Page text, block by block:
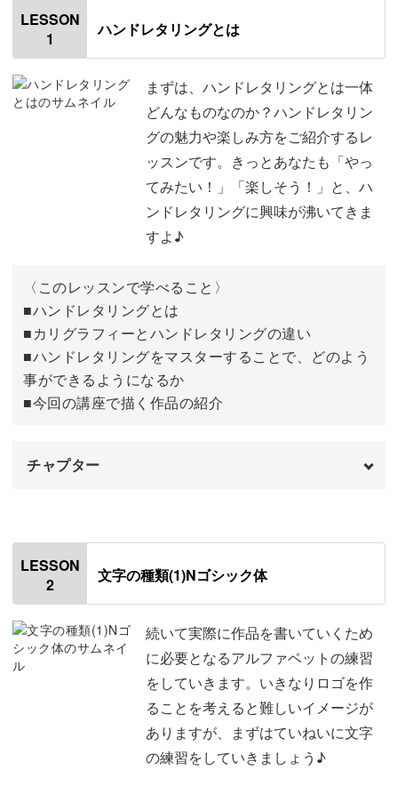
きっと、目を引く素敵なハンドレタリングが描けるように
なりますよ♪
初心者さんからデザイナー志望の方まで！
今回の講座は、初心者さんからデザイナー志望の方まで、
幅広い方を対象としています。
につけていきましょう。
回が進むごとに、少しずつ本格的なレッスンへとなってい
きます。
す。
「初心者には難しすぎた…」なんてことはありません。
どうぞ、どなた様も安心してご参加くださいね。
手描きでお洒落なデザインを描き出せるって、とっても素
LESSON
1
ハンドレタリングとは
まずは、ハンドレタリングとは一体
どんなものなのか？ハンドレタリン
グの魅力や楽しみ方をご紹介するレ
ッスンです。きっとあなたも「やっ
てみたい！」「楽しそう！」と、ハ
ンドレタリングに興味が沸いてきま
すよ♪
〈このレッスンで学べること〉
■ハンドレタリングとは
■カリグラフィーとハンドレタリングの違い
■ハンドレタリングをマスターすることで、どのよう
事ができるようになるか
■今回の講座で描く作品の紹介
チャプター
はじめに
ハンドレタリングとは
カリグラフィーとハンドレタリングの違い 01:25
ハンドレタリングを使ってできること 02:39
03:33
LESSON
2
文字の種類(1)Nゴシック体
続いて実際に作品を書いていくため
に必要となるアルファベットの練習
をしていきます。いきなりロゴを作
ることを考えると難しいイメージが
ありますが、まずはていねいに文字
の練習をしていきましょう♪